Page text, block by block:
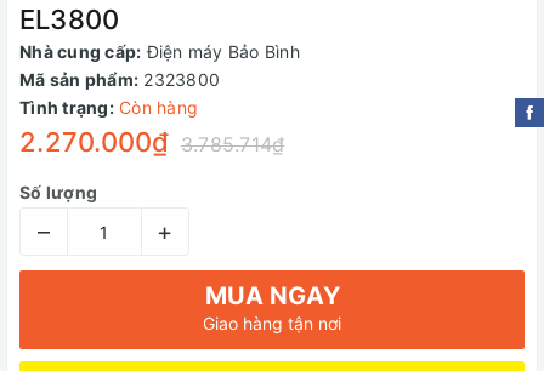
EL3800
Nhà cung cấp: Điện máy Bảo Bình
Mã sản phẩm: 2323800
Tình trạng: Còn hàng
2.270.000₫ 3.785.714₫
Số lượng
– +
MUA NGAY
Giao hàng tận nơi